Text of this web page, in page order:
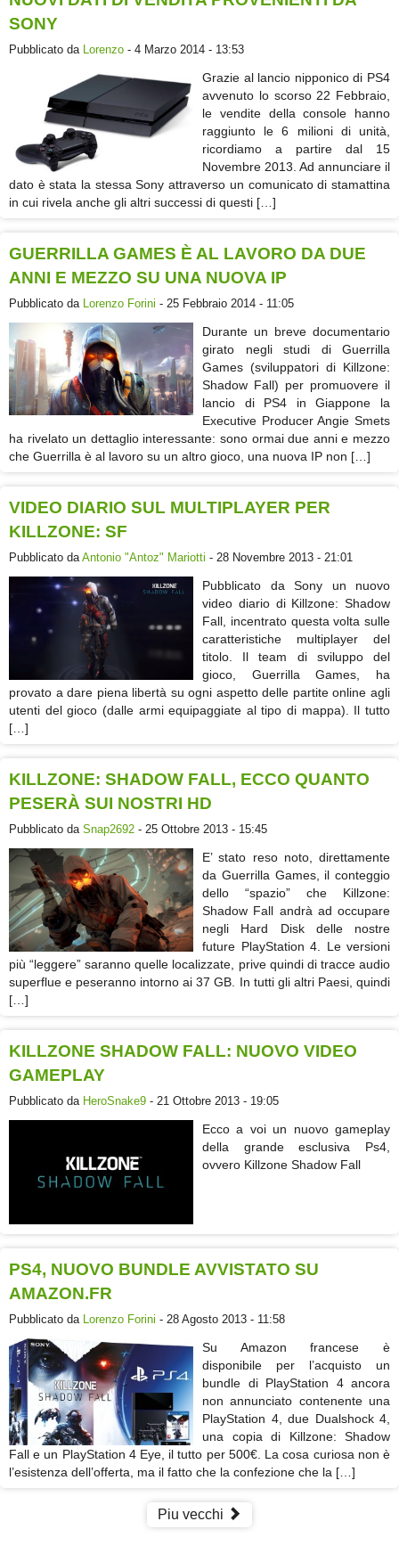
SONY
Pubblicato da Lorenzo - 4 Marzo 2014 - 13:53
Grazie al lancio nipponico di PS4
avvenuto lo scorso 22 Febbraio,
le vendite della console hanno
raggiunto le 6 milioni di unità,
ricordiamo a partire dal 15
Novembre 2013. Ad annunciare il
dato è stata la stessa Sony attraverso un comunicato di stamattina
in cui rivela anche gli altri successi di questi […]
GUERRILLA GAMES È AL LAVORO DA DUE
ANNI E MEZZO SU UNA NUOVA IP
Pubblicato da Lorenzo Forini - 25 Febbraio 2014 - 11:05
Durante un breve documentario
girato negli studi di Guerrilla
Games (sviluppatori di Killzone:
Shadow Fall) per promuovere il
lancio di PS4 in Giappone la
Executive Producer Angie Smets
ha rivelato un dettaglio interessante: sono ormai due anni e mezzo
che Guerrilla è al lavoro su un altro gioco, una nuova IP non […]
VIDEO DIARIO SUL MULTIPLAYER PER
KILLZONE: SF
Pubblicato daAntonio "Antoz" Mariotti - 28 Novembre 2013 - 21:01
Pubblicato da Sony un nuovo
video diario di Killzone: Shadow
Fall, incentrato questa volta sulle
caratteristiche multiplayer del
titolo. Il team di sviluppo del
gioco, Guerrilla Games, ha
provato a dare piena libertà su ogni aspetto delle partite online agli
utenti del gioco (dalle armi equipaggiate al tipo di mappa). Il tutto
[…]
KILLZONE: SHADOW FALL, ECCO QUANTO
PESERÀ SUI NOSTRI HD
Pubblicato da Snap2692 - 25 Ottobre 2013 - 15:45
E’ stato reso noto, direttamente
da Guerrilla Games, il conteggio
dello “spazio” che Killzone:
Shadow Fall andrà ad occupare
negli Hard Disk delle nostre
future PlayStation 4. Le versioni
più “leggere” saranno quelle localizzate, prive quindi di tracce audio
superflue e peseranno intorno ai 37 GB. In tutti gli altri Paesi, quindi
[…]
KILLZONE SHADOW FALL: NUOVO VIDEO
GAMEPLAY
Pubblicato da HeroSnake9 - 21 Ottobre 2013 - 19:05
Ecco a voi un nuovo gameplay
della grande esclusiva Ps4,
ovvero Killzone Shadow Fall
PS4, NUOVO BUNDLE AVVISTATO SU
AMAZON.FR
Pubblicato da Lorenzo Forini - 28 Agosto 2013 - 11:58
Su Amazon francese è
disponibile per l’acquisto un
bundle di PlayStation 4 ancora
non annunciato contenente una
PlayStation 4, due Dualshock 4,
una copia di Killzone: Shadow
Fall e un PlayStation 4 Eye, il tutto per 500€. La cosa curiosa non è
l’esistenza dell’offerta, ma il fatto che la confezione che la […]
Piu vecchi